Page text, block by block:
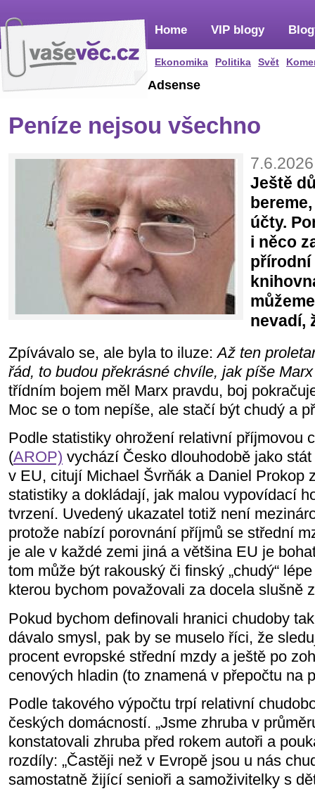
Home
Ekonomika Politika Svět
VIP blogy
Adsense
Peníze nejsou všechno
Ještě
účty.
i něco
přírodní
nevadí,
Zpívávalo se, ale byla to iluze:Až ten
řád, to budou překrásné chvíle, jak píše
třídním bojem měl Marx pravdu, boj
Moc se o tom nepíše, ale stačí být chudý a
Podle statistiky ohrožení relativní příjmovou
(AROP) vychází Česko dlouhodobě jako
v EU, citují Michael Švrňák a Daniel Prokop
statistiky a dokládají, jak malou vypovídací
tvrzení. Uvedený ukazatel totiž není
protože nabízí porovnání příjmů se střední
je ale v každé zemi jiná a většina EU je
tom může být rakouský či finský „chudý“
kterou bychom považovali za docela slušně
Pokud bychom definovali hranici chudoby
dávalo smysl, pak by se muselo říci, že
procent evropské střední mzdy a ještě po
cenových hladin (to znamená v přepočtu na
Podle takového výpočtu trpí relativní
českých domácností. „Jsme zhruba v
konstatovali zhruba před rokem autoři a
rozdíly: „Častěji než v Evropě jsou u nás
samostatně žijící senioři a samoživitelky s